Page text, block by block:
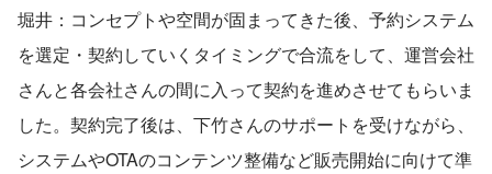
堀井：コンセプトや空間が固まってきた後、予約システム
を選定・契約していくタイミングで合流をして、運営会社
さんと各会社さんの間に入って契約を進めさせてもらいま
した。契約完了後は、下竹さんのサポートを受けながら、
システムやOTAのコンテンツ整備など販売開始に向けて準